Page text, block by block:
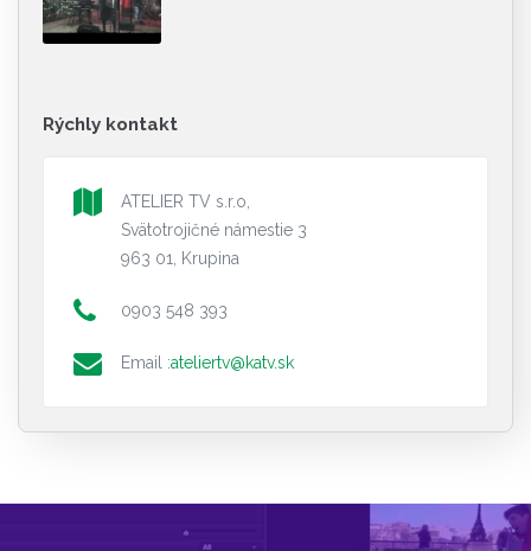
Rýchly kontakt
ATELIER TV s.r.o,
Svätotrojičné námestie 3
963 01, Krupina
0903 548 393
Email :ateliertv@katv.sk